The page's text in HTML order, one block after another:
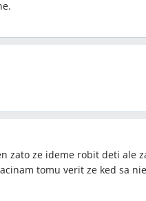
zato ze ideme robit deti ale
tomu verit ze ked sa